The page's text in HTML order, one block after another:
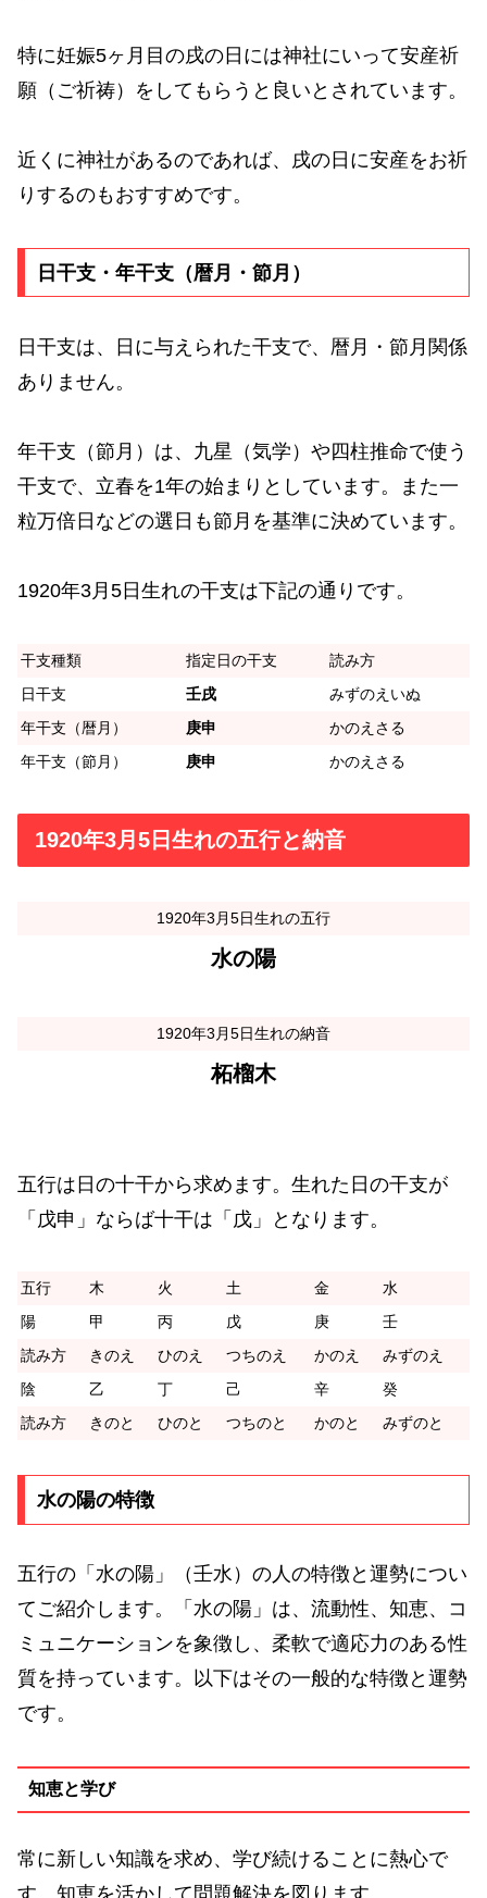
特に妊娠5ヶ月目の戌の日には神社にいって安産祈
願（ご祈祷）をしてもらうと良いとされています。
近くに神社があるのであれば、戌の日に安産をお祈
りするのもおすすめです。
日干支・年干支（暦月・節月）
日干支は、日に与えられた干支で、暦月・節月関係
ありません。
年干支（節月）は、九星（気学）や四柱推命で使う
干支で、立春を1年の始まりとしています。また一
粒万倍日などの選日も節月を基準に決めています。
1920年3月5日生れの干支は下記の通りです。
干支種類 指定日の干支
読み方
日干支
壬戌
みずのえいぬ
年干支（暦月）
庚申
かのえさる
年干支（節月）
庚申 かのえさる
1920年3月5日生れの五行と納音
1920年3月5日生れの五行
水の陽
1920年3月5日生れの納音
柘榴木
五行は日の十干から求めます。生れた日の干支が
「戊申」ならば十干は「戊」となります。
五行 木 火 土 金
水
陽
甲 丙 戊 庚
壬
読み方
きのえ ひのえ つちのえ かのえ
みずのえ
陰
乙 丁 己 辛
癸
読み方
きのと ひのと つちのと かのと みずのと
水の陽の特徴
五行の「水の陽」（壬水）の人の特徴と運勢につい
てご紹介します。「水の陽」は、流動性、知恵、コ
ミュニケーションを象徴し、柔軟で適応力のある性
質を持っています。以下はその一般的な特徴と運勢
です。
知恵と学び
常に新しい知識を求め、学び続けることに熱心で
す。知恵を活かして問題解決を図ります。